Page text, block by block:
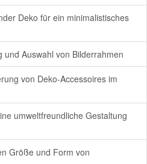
Deko für ein minimalistisches
Auswahl von Bilderrahmen
von Deko-Accessoires im
umweltfreundliche Gestaltung
Größe und Form von